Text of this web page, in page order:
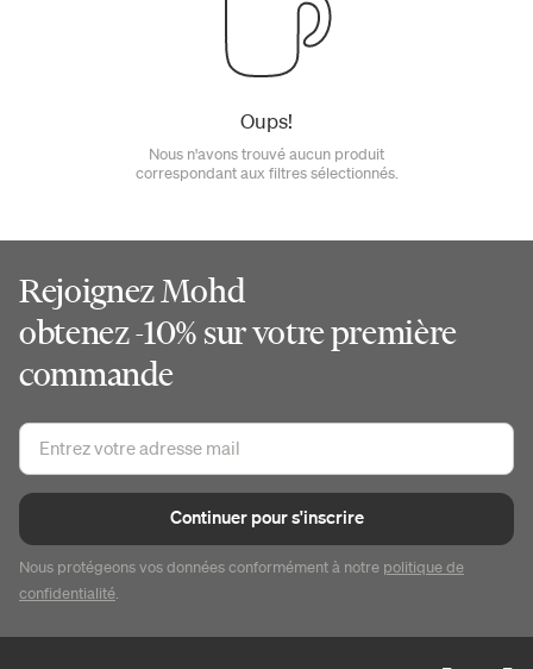
Oups!
Nous n'avons trouvé aucun produit
correspondant aux filtres sélectionnés.
Rejoignez Mohd
obtenez -10% sur votre première
commande
Continuer pour s'inscrire
Nous protégeons vos données conformément à notre politique de
confidentialité.